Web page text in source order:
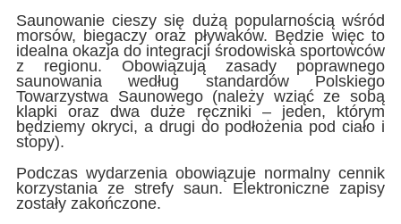
Saunowanie cieszy się dużą popularnością wśród
morsów, biegaczy oraz pływaków. Będzie więc to
idealna okazja do integracji środowiska sportowców
z regionu. Obowiązują zasady poprawnego
saunowania według standardów Polskiego
Towarzystwa Saunowego (należy wziąć ze sobą
klapki oraz dwa duże ręczniki – jeden, którym
będziemy okryci, a drugi do podłożenia pod ciało i
stopy).
Podczas wydarzenia obowiązuje normalny cennik
korzystania ze strefy saun. Elektroniczne zapisy
zostały zakończone.